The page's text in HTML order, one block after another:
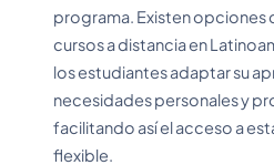
programa. Existen opciones
cursos a distancia en
los estudiantes adaptar su
necesidades personales y
facilitando así el acceso a
flexible.